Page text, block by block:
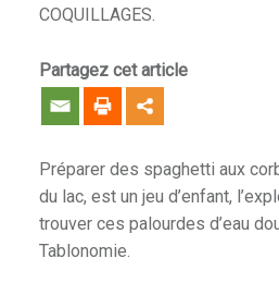
COQUILLAGES.
Partagez cet article
Préparer des spaghetti aux
du lac, est un jeu d’enfant,
trouver ces palourdes d’eau
Tablonomie.